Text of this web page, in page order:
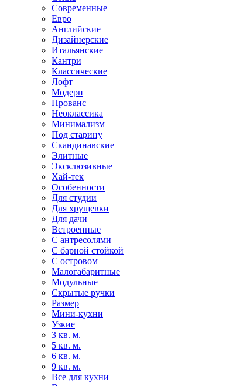
Современные
Евро
Английские
Дизайнерские
Итальянские
Кантри
Классические
Лофт
Модерн
Прованс
Неоклассика
Минимализм
Под старину
Скандинавские
Элитные
Эксклюзивные
Хай-тек
Особенности
Для студии
Для хрущевки
Для дачи
Встроенные
С антресолями
С барной стойкой
С островом
Малогабаритные
Модульные
Скрытые ручки
Размер
Мини-кухни
Узкие
3 кв. м.
5 кв. м.
6 кв. м.
9 кв. м.
Все для кухни